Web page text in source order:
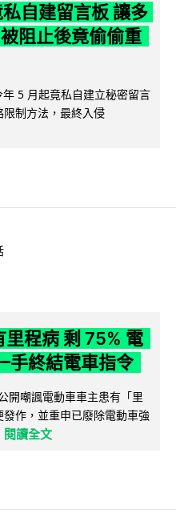
自建留言板 讓多
阻止後竟偷偷重
5 月起竟私自建立秘密留言
制方法，最終入侵
程病 剩 75% 電
手終結電車指令
開嘲諷電動車車主患有「里
作，並重申已廢除電動車強
閱讀全文